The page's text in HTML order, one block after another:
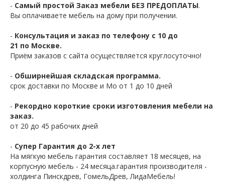
- Самый простой Заказ мебели БЕЗ ПРЕДОПЛАТЫ.
Вы оплачиваете мебель на дому при получении.
- Консультация и заказ по телефону с 10 до
21 по Москве.
Приём заказов с сайта осуществляется круглосуточно!
- Обширнейшая складская программа.
срок доставки по Москве и Мо от 1 до 10 дней
- Рекордно короткие сроки изготовления мебели на
заказ.
от 20 до 45 рабочих дней
- Супер Гарантия до 2-х лет
На мягкую мебель гарантия составляет 18 месяцев, на
корпусную мебель - 24 месяца.гарантия производителя -
холдинга Пинскдрев, ГомельДрев, ЛидаМебель!